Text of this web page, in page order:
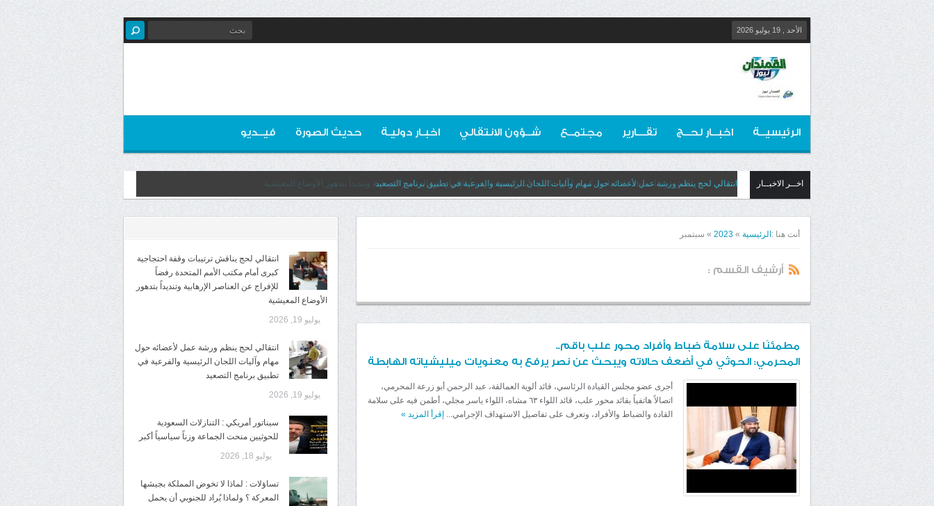
الأحد , 19 يوليو 2026
الرئيسيــة اخبــار لحــج تقـــارير مجتمــع شــؤون الانتقالي اخبـار دوليـة حديث الصورة فيــديو
اخــر الاخبــار انتقالي لحج ينظم ورشة عمل لأعضائه حول مهام وآليات اللجان الرئيسية والفرعية في تطبيق برنامج التصعيد
أنت هنا : الرئيسية »
2023
» سبتمبر
أرشيف القسم :
مطمئنًا على سلامة ضباط وأفراد محور علب باقم..
المحرمي: الحوثي في أضعف حالاته ويبحث عن نصر يرفع به معنويات ميليشياته الهابطة
أجرى عضو مجلس القيادة الرئاسي، قائد ألوية العمالقة، عبد الرحمن أبو زرعة المحرمي،
اتصالاً هاتفياً بقائد محور علب، قائد اللواء ٦٣ مشاه، اللواء ياسر مجلي، أطمن فيه على سلامة
القادة والضباط والأفراد، وتعرف على تفاصيل الاستهداف الإجرامي... إقرأ المزيد »
انتقالي لحج يناقش ترتيبات وقفة احتجاجية
كبرى أمام مكتب الأمم المتحدة رفضاً
للإفراج عن العناصر الإرهابية وتنديداً بتدهور
الأوضاع المعيشية
يوليو 19, 2026
انتقالي لحج ينظم ورشة عمل لأعضائه حول
مهام وآليات اللجان الرئيسية والفرعية في
تطبيق برنامج التصعيد
يوليو 19, 2026
سيناتور أمريكي : التنازلات السعودية
للحوثيين منحت الجماعة وزناً سياسياً أكبر
يوليو 18, 2026
تساؤلات : لماذا لا تخوض المملكة بجيشها
المعركة ؟ ولماذا يُراد للجنوبي أن يحمل